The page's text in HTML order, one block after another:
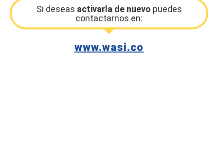
Si deseas activarla de nuevo puedes
contactarnos en:
www.wasi.co